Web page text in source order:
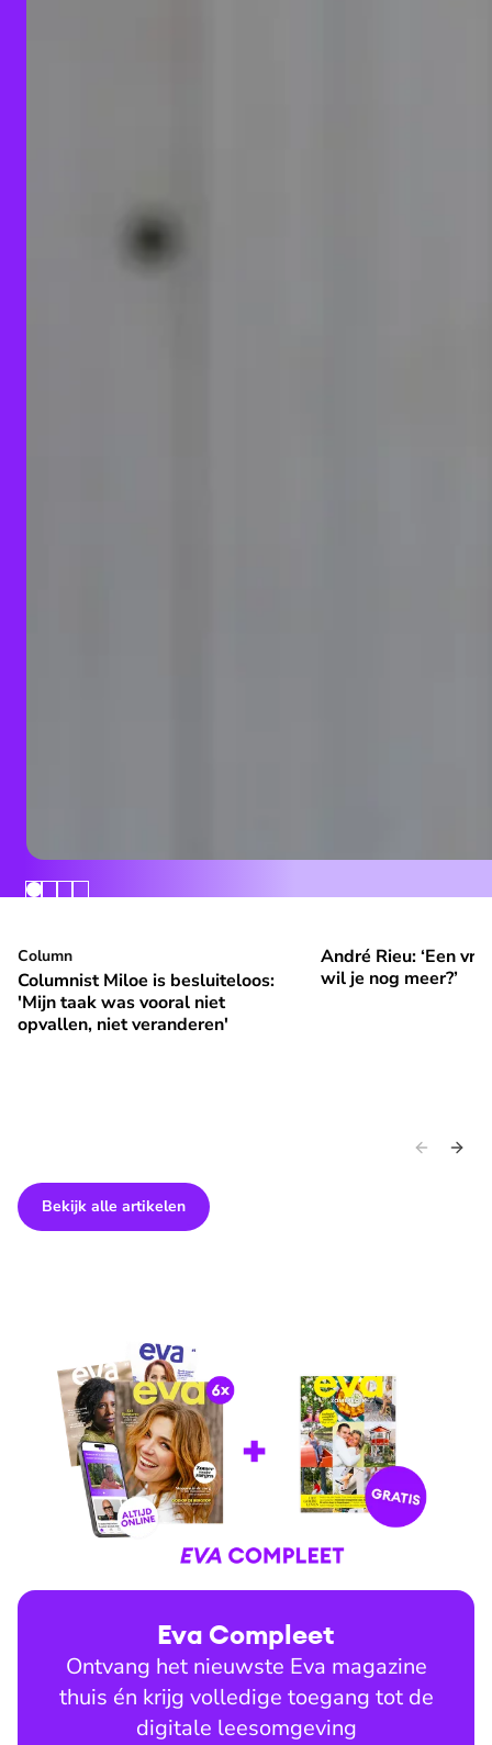
Columnist Miloe is besluiteloos: 'Mijn taak was vooral niet
⭐ Premium
Column
Columnist Miloe is besluiteloos:
'Mijn taak was vooral niet
opvallen, niet veranderen'
André Rieu: ‘Een
⭐Premium
André Rieu: ‘Een
wil je nog meer?’
Bekijk alle artikelen
Eva Compleet
Ontvang het nieuwste Eva magazine
thuis én krijg volledige toegang tot de
digitale leesomgeving